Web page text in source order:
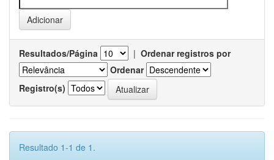
Resultados/Página | Ordenar registros por
Ordenar
Registro(s)
Resultado 1-1 de 1.